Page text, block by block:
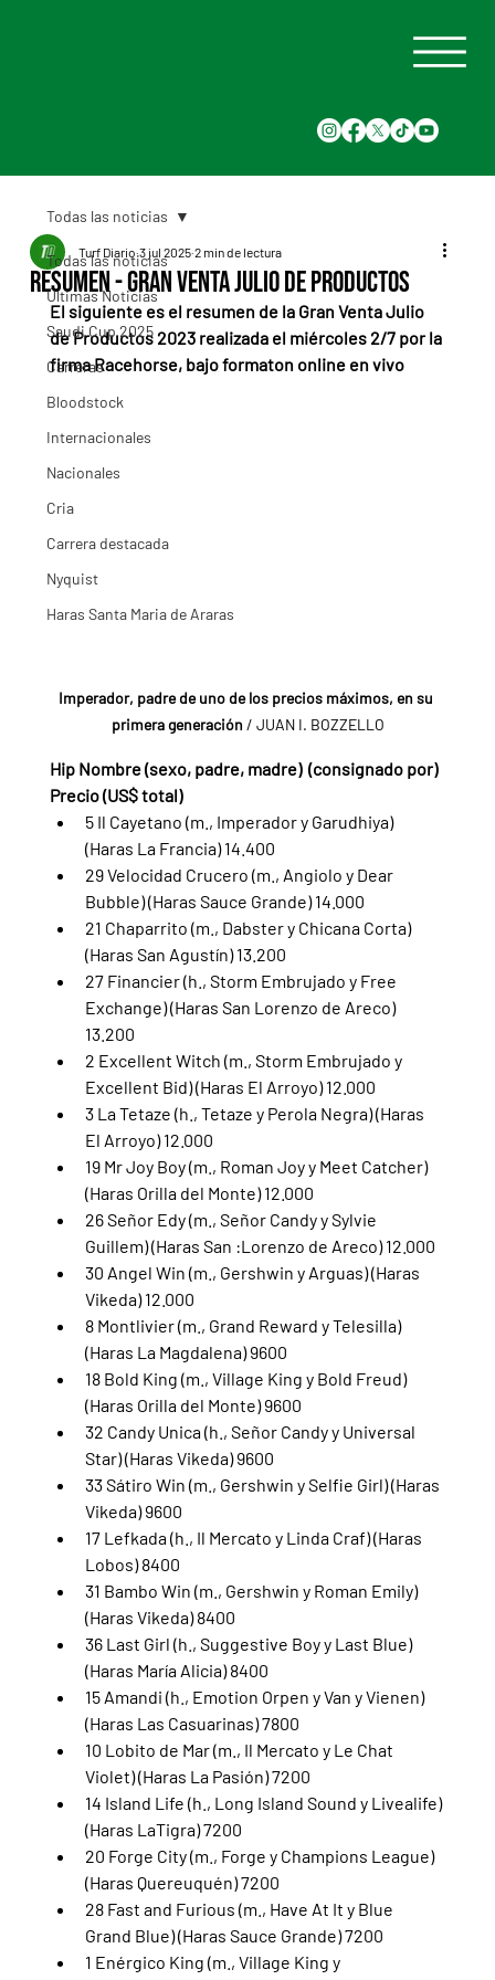
Todas las noticias
Últimas Noticias
Saudi Cup 2025
Carreras
Bloodstock
Internacionales
Nacionales
Cria
Carrera destacada
Nyquist
Haras Santa Maria de Araras
Todas las noticias
Resumen - Gran Venta Julio de Productos
Turf Diario 3 jul 2025 2 min de lectura
El siguiente es el resumen de la Gran Venta Julio
de Productos 2023 realizada el miércoles 2/7 por la
firma Racehorse, bajo formaton online en vivo
Imperador, padre de uno de los precios máximos, en su
primera generación / JUAN I. BOZZELLO
Hip Nombre (sexo, padre, madre)  (consignado por)
Precio (US$ total)
5 Il Cayetano (m., Imperador y Garudhiya)
(Haras La Francia) 14.400
29 Velocidad Crucero (m., Angiolo y Dear
Bubble) (Haras Sauce Grande) 14.000
21 Chaparrito (m., Dabster y Chicana Corta)
(Haras San Agustín) 13.200
27 Financier (h., Storm Embrujado y Free
Exchange) (Haras San Lorenzo de Areco)
13.200
2 Excellent Witch (m., Storm Embrujado y
Excellent Bid) (Haras El Arroyo) 12.000
3 La Tetaze (h., Tetaze y Perola Negra) (Haras
El Arroyo) 12.000
19 Mr Joy Boy (m., Roman Joy y Meet Catcher)
(Haras Orilla del Monte) 12.000
26 Señor Edy (m., Señor Candy y Sylvie
Guillem) (Haras San :Lorenzo de Areco) 12.000
30 Angel Win (m., Gershwin y Arguas) (Haras
Vikeda) 12.000
8 Montlivier (m., Grand Reward y Telesilla)
(Haras La Magdalena) 9600
18 Bold King (m., Village King y Bold Freud)
(Haras Orilla del Monte) 9600
32 Candy Unica (h., Señor Candy y Universal
Star) (Haras Vikeda) 9600
33 Sátiro Win (m., Gershwin y Selfie Girl) (Haras
Vikeda) 9600
17 Lefkada (h., Il Mercato y Linda Craf) (Haras
Lobos) 8400
31 Bambo Win (m., Gershwin y Roman Emily)
(Haras Vikeda) 8400
36 Last Girl (h., Suggestive Boy y Last Blue)
(Haras María Alicia) 8400
15 Amandi (h., Emotion Orpen y Van y Vienen)
(Haras Las Casuarinas) 7800
10 Lobito de Mar (m., Il Mercato y Le Chat
Violet) (Haras La Pasión) 7200
14 Island Life (h., Long Island Sound y Livealife)
(Haras LaTigra) 7200
20 Forge City (m., Forge y Champions League)
(Haras Quereuquén) 7200
28 Fast and Furious (m., Have At It y Blue
Grand Blue) (Haras Sauce Grande) 7200
1 Enérgico King (m., Village King y